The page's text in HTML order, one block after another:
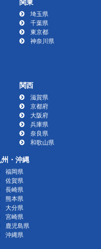
関東
埼玉県
千葉県
東京都
神奈川県
関西
滋賀県
京都府
大阪府
兵庫県
奈良県
和歌山県
州・沖縄
福岡県
佐賀県
長崎県
熊本県
大分県
宮崎県
鹿児島県
沖縄県